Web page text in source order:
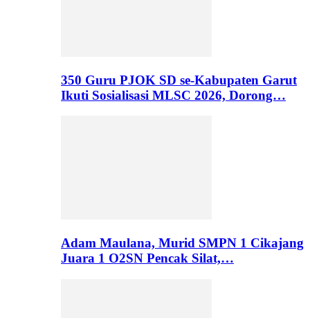
350 Guru PJOK SD se-Kabupaten Garut
Ikuti Sosialisasi MLSC 2026, Dorong…
Adam Maulana, Murid SMPN 1 Cikajang
Juara 1 O2SN Pencak Silat,…